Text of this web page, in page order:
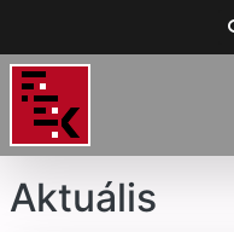
Aktuális